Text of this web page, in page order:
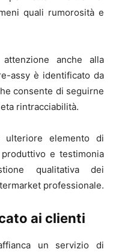
quali rumorosità e
anche alla
assy è identificato da
consente di seguirne
rintracciabilità.
ulteriore elemento di
e testimonia
qualitativa dei
professionale.
ai clienti
un servizio di